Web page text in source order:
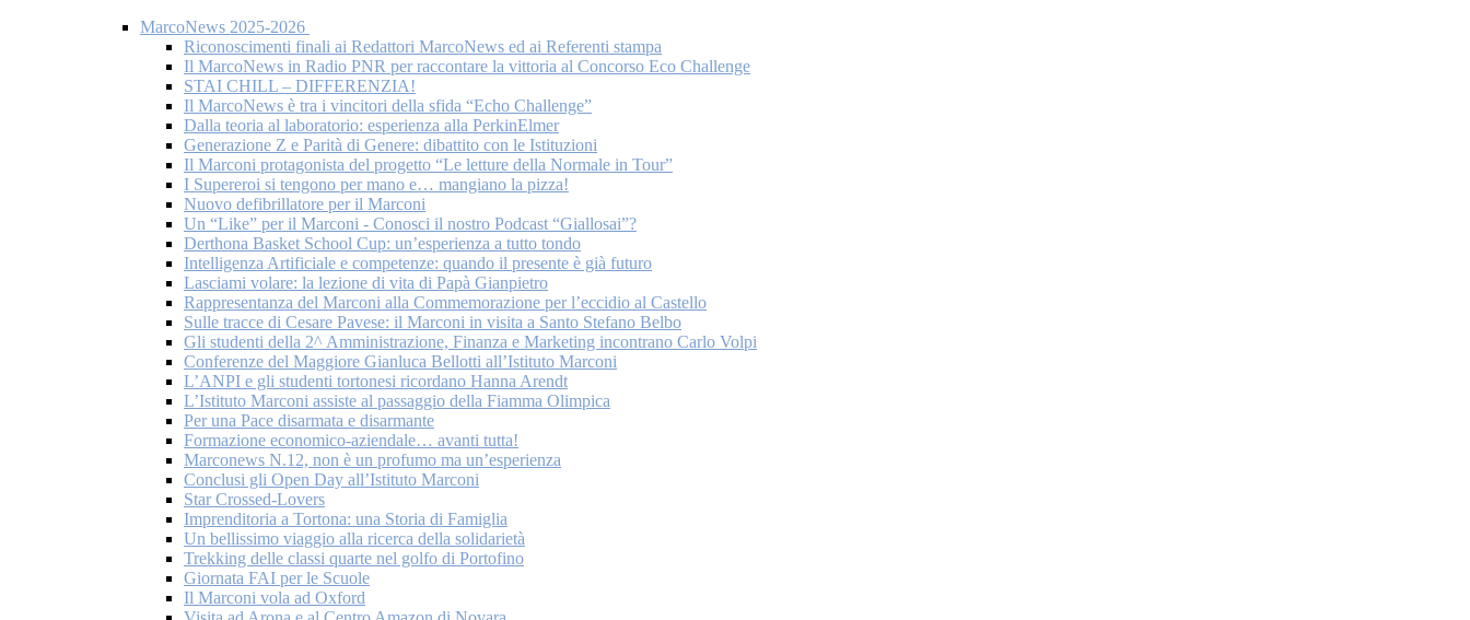
MarcoNews 2025-2026
Riconoscimenti finali ai Redattori MarcoNews ed ai Referenti stampa
Il MarcoNews in Radio PNR per raccontare la vittoria al Concorso Eco Challenge
STAI CHILL – DIFFERENZIA!
Il MarcoNews è tra i vincitori della sfida “Echo Challenge”
Dalla teoria al laboratorio: esperienza alla PerkinElmer
Generazione Z e Parità di Genere: dibattito con le Istituzioni
Il Marconi protagonista del progetto “Le letture della Normale in Tour”
I Supereroi si tengono per mano e… mangiano la pizza!
Nuovo defibrillatore per il Marconi
Un “Like” per il Marconi - Conosci il nostro Podcast “Giallosai”?
Derthona Basket School Cup: un’esperienza a tutto tondo
Intelligenza Artificiale e competenze: quando il presente è già futuro
Lasciami volare: la lezione di vita di Papà Gianpietro
Rappresentanza del Marconi alla Commemorazione per l’eccidio al Castello
Sulle tracce di Cesare Pavese: il Marconi in visita a Santo Stefano Belbo
Gli studenti della 2^ Amministrazione, Finanza e Marketing incontrano Carlo Volpi
Conferenze del Maggiore Gianluca Bellotti all’Istituto Marconi
L’ANPI e gli studenti tortonesi ricordano Hanna Arendt
L’Istituto Marconi assiste al passaggio della Fiamma Olimpica
Per una Pace disarmata e disarmante
Formazione economico-aziendale… avanti tutta!
Marconews N.12, non è un profumo ma un’esperienza
Conclusi gli Open Day all’Istituto Marconi
Star Crossed-Lovers
Imprenditoria a Tortona: una Storia di Famiglia
Un bellissimo viaggio alla ricerca della solidarietà
Trekking delle classi quarte nel golfo di Portofino
Giornata FAI per le Scuole
Il Marconi vola ad Oxford